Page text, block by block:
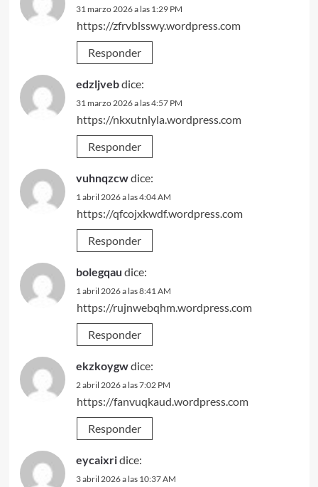
31 marzo 2026 a las 1:29 PM
https://zfrvblsswy.wordpress.com
Responder
edzljvebdice:
31 marzo 2026 a las 4:57 PM
https://nkxutnlyla.wordpress.com
Responder
vuhnqzcwdice:
1 abril 2026 a las 4:04 AM
https://qfcojxkwdf.wordpress.com
Responder
bolegqau dice:
1 abril 2026 a las 8:41 AM
https://rujnwebqhm.wordpress.com
Responder
ekzkoygwdice:
2 abril 2026 a las 7:02 PM
https://fanvuqkaud.wordpress.com
Responder
eycaixridice:
3 abril 2026 a las 10:37 AM